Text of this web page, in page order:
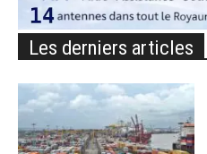
Les derniers articles